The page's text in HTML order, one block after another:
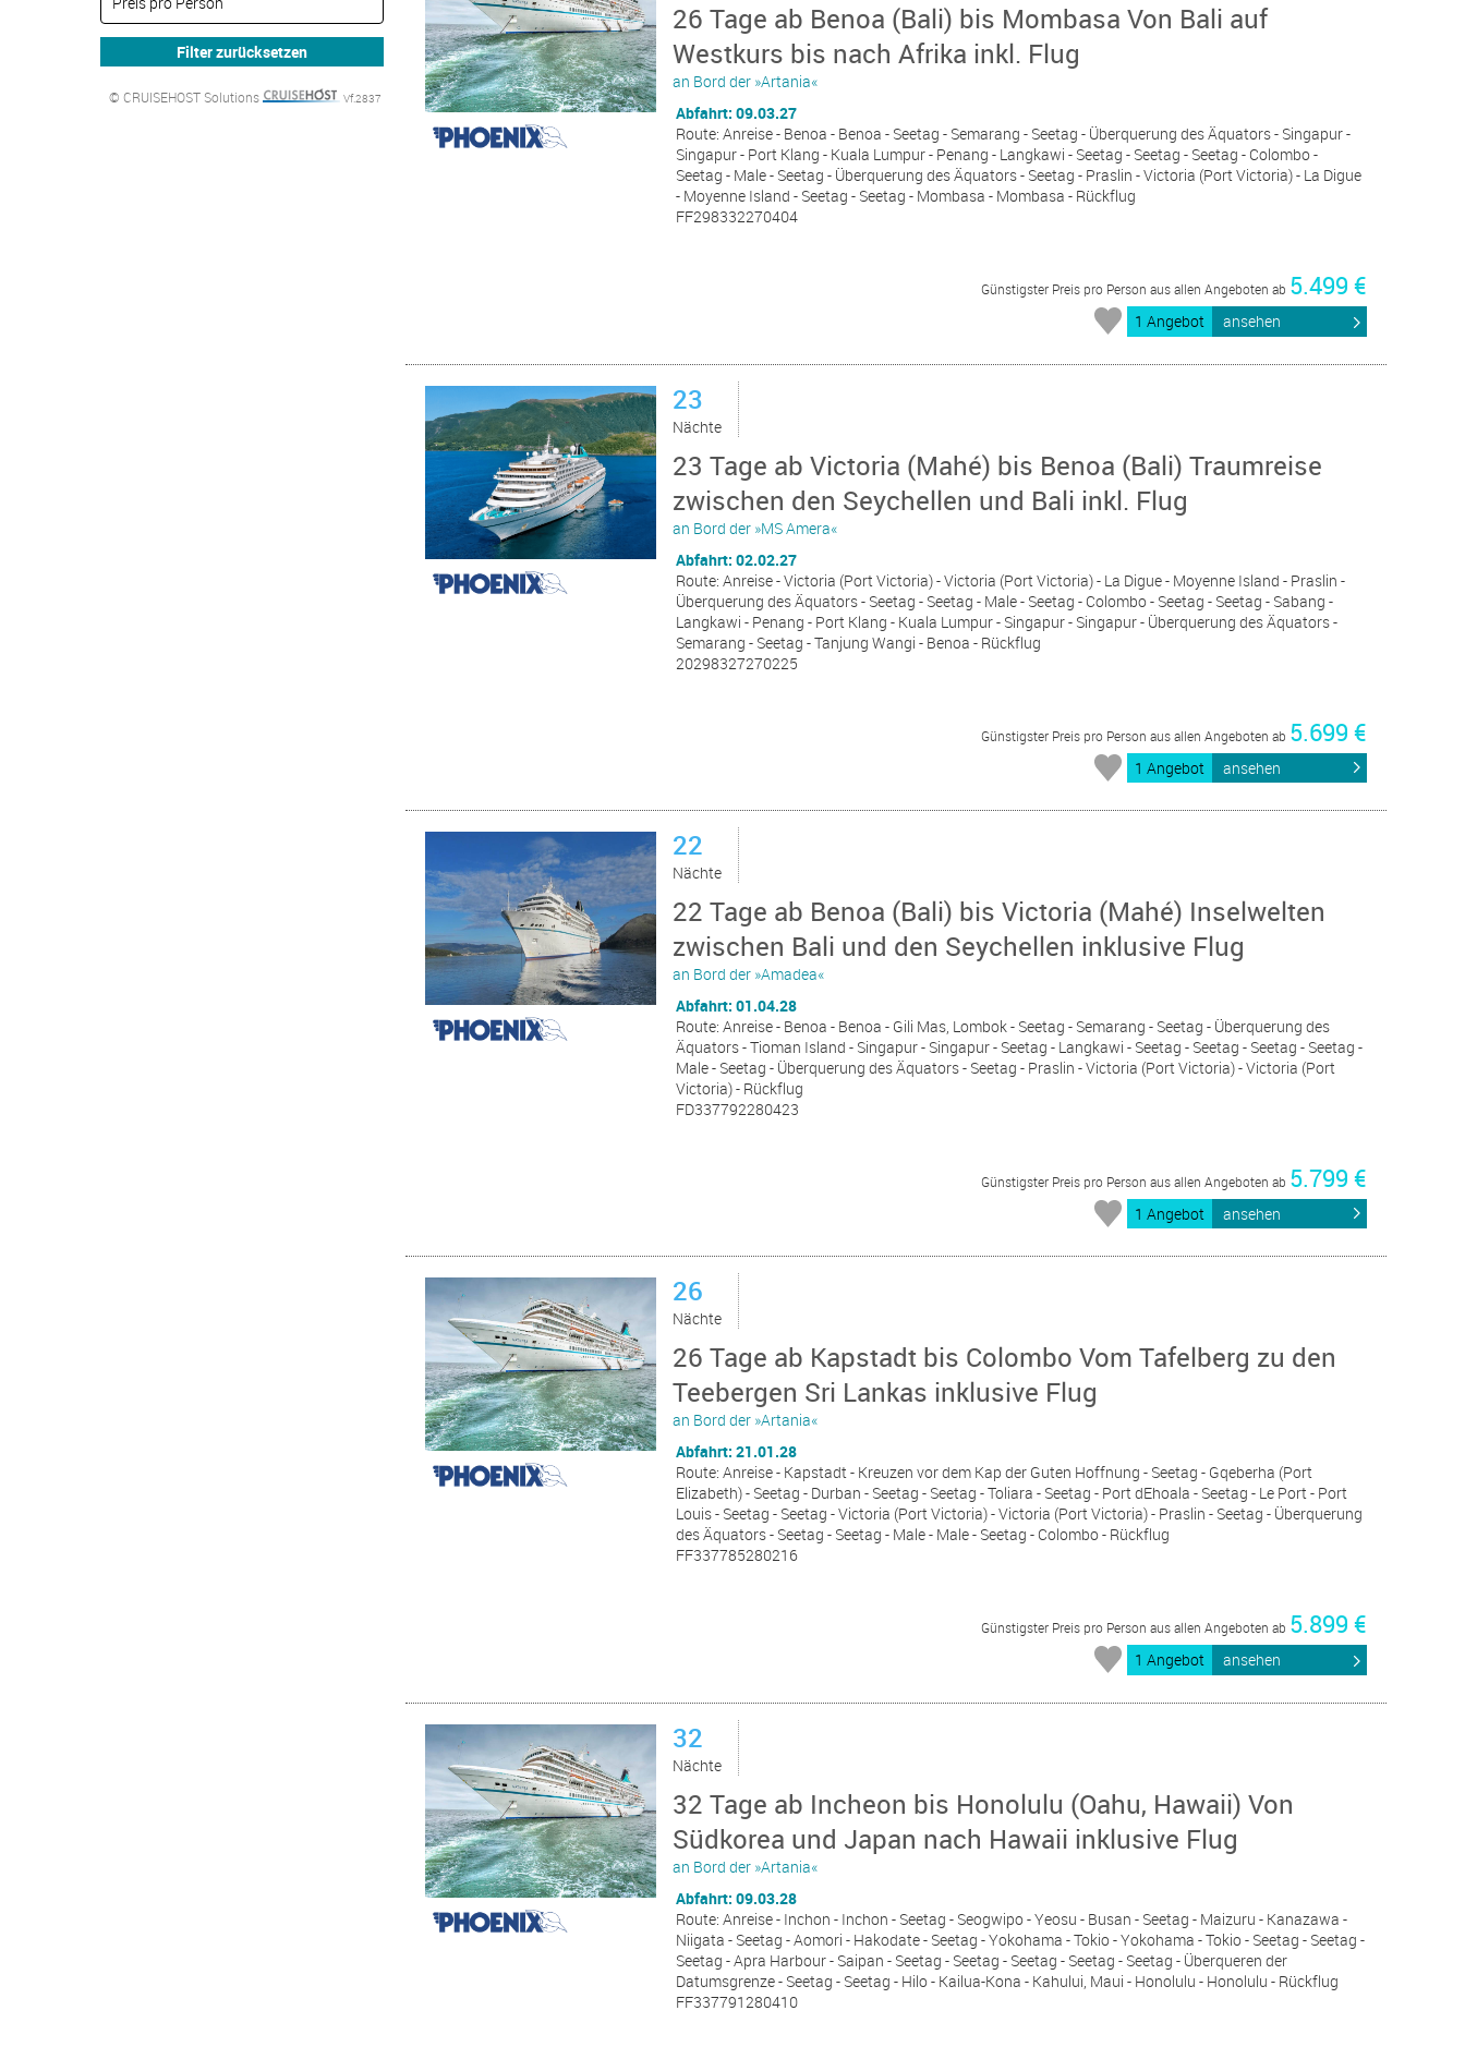
© CRUISEHOST Solutions Vf.2837
26 Tage ab Benoa (Bali) bis Mombasa Von Bali auf
Westkurs bis nach Afrika inkl. Flug
an Bord der »Artania«
Abfahrt: 09.03.27
Route: Anreise - Benoa - Benoa - Seetag - Semarang - Seetag - Überquerung des Äquators - Singapur -
Singapur - Port Klang - Kuala Lumpur - Penang - Langkawi - Seetag - Seetag - Seetag - Colombo -
Seetag - Male - Seetag - Überquerung des Äquators - Seetag - Praslin - Victoria (Port Victoria) - La Digue
- Moyenne Island - Seetag - Seetag - Mombasa - Mombasa - Rückflug
FF298332270404
Günstigster Preis pro Person aus allen Angeboten ab 5.499 €
1 Angebot ansehen
23
Nächte
23 Tage ab Victoria (Mahé) bis Benoa (Bali) Traumreise
zwischen den Seychellen und Bali inkl. Flug
an Bord der »MS Amera«
Abfahrt: 02.02.27
Route: Anreise - Victoria (Port Victoria) - Victoria (Port Victoria) - La Digue - Moyenne Island - Praslin -
Überquerung des Äquators - Seetag - Seetag - Male - Seetag - Colombo - Seetag - Seetag - Sabang -
Langkawi - Penang - Port Klang - Kuala Lumpur - Singapur - Singapur - Überquerung des Äquators -
Semarang - Seetag - Tanjung Wangi - Benoa - Rückflug
20298327270225
Günstigster Preis pro Person aus allen Angeboten ab 5.699 €
1 Angebot ansehen
22
Nächte
22 Tage ab Benoa (Bali) bis Victoria (Mahé) Inselwelten
zwischen Bali und den Seychellen inklusive Flug
an Bord der »Amadea«
Abfahrt: 01.04.28
Route: Anreise - Benoa - Benoa - Gili Mas, Lombok - Seetag - Semarang - Seetag - Überquerung des
Äquators - Tioman Island - Singapur - Singapur - Seetag - Langkawi - Seetag - Seetag - Seetag - Seetag -
Male - Seetag - Überquerung des Äquators - Seetag - Praslin - Victoria (Port Victoria) - Victoria (Port
Victoria) - Rückflug
FD337792280423
Günstigster Preis pro Person aus allen Angeboten ab 5.799 €
1 Angebot ansehen
26
Nächte
26 Tage ab Kapstadt bis Colombo Vom Tafelberg zu den
Teebergen Sri Lankas inklusive Flug
an Bord der »Artania«
Abfahrt: 21.01.28
Route: Anreise - Kapstadt - Kreuzen vor dem Kap der Guten Hoffnung - Seetag - Gqeberha (Port
Elizabeth) - Seetag - Durban - Seetag - Seetag - Toliara - Seetag - Port dEhoala - Seetag - Le Port - Port
Louis - Seetag - Seetag - Victoria (Port Victoria) - Victoria (Port Victoria) - Praslin - Seetag - Überquerung
des Äquators - Seetag - Seetag - Male - Male - Seetag - Colombo - Rückflug
FF337785280216
Günstigster Preis pro Person aus allen Angeboten ab 5.899 €
1 Angebot ansehen
32
Nächte
32 Tage ab Incheon bis Honolulu (Oahu, Hawaii) Von
Südkorea und Japan nach Hawaii inklusive Flug
an Bord der »Artania«
Abfahrt: 09.03.28
Route: Anreise - Inchon - Inchon - Seetag - Seogwipo - Yeosu - Busan - Seetag - Maizuru - Kanazawa -
Niigata - Seetag - Aomori - Hakodate - Seetag - Yokohama - Tokio - Yokohama - Tokio - Seetag - Seetag -
Seetag - Apra Harbour - Saipan - Seetag - Seetag - Seetag - Seetag - Seetag - Überqueren der
Datumsgrenze - Seetag - Seetag - Hilo - Kailua-Kona - Kahului, Maui - Honolulu - Honolulu - Rückflug
FF337791280410